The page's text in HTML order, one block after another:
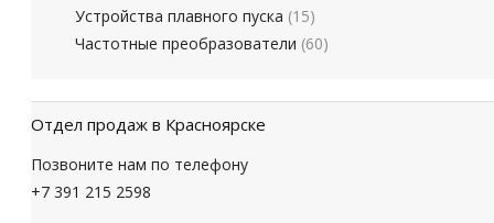
Устройства плавного пуска (15)
Частотные преобразователи (60)
Отдел продаж в Красноярске
Позвоните нам по телефону
+7 391 215 2598